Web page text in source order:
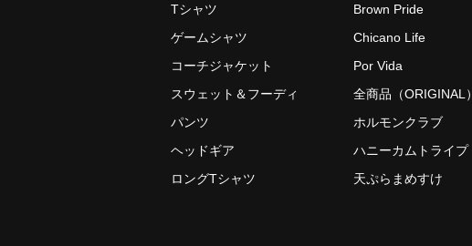
Tシャツ
ゲームシャツ
コーチジャケット
スウェット＆フーディ
パンツ
ヘッドギア
ロングTシャツ
Brown Pride
Chicano Life
Por Vida
全商品（ORIGINAL）
ホルモンクラブ
ハニーカムトライプ
天ぷらまめすけ